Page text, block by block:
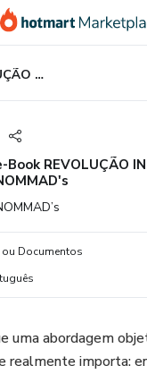
e-Book REVOLUÇÃO INDUSTRIAL by NOMMAD's
Book REVOLUÇÃO
Documentos
uma abordagem
realmente importa: